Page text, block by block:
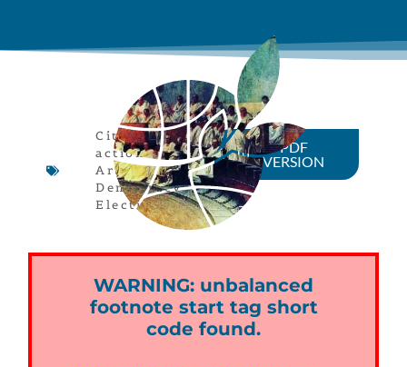
Citizen
actions,
Article,
Democracy,
Elections
PDF
VERSION
WARNING: unbalanced
footnote start tag short
code found.